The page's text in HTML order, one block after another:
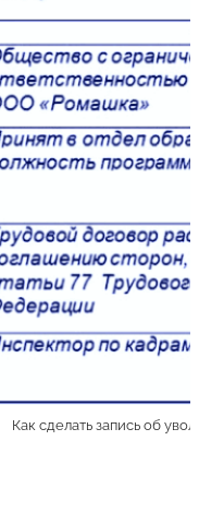
Как сделать запись об